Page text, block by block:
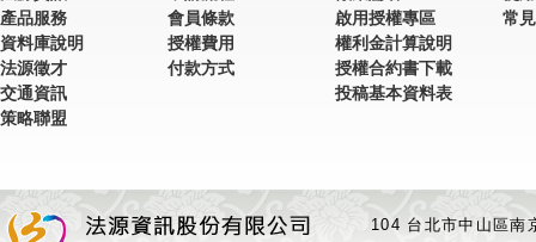
產品服務
資料庫說明
法源徵才
交通資訊
策略聯盟
會員條款
授權費用
付款方式
啟用授權專區
權利金計算說明
授權合約書下載
投稿基本資料表
常
104 台北市中山區